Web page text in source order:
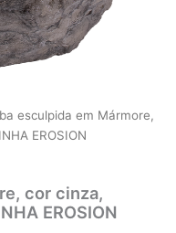
esculpida em Mármore,
EROSION
cor cinza,
EROSION